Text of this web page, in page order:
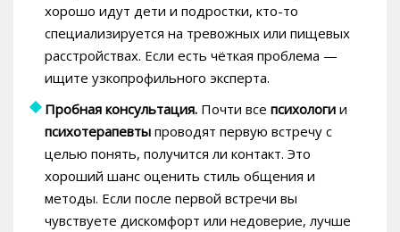
хорошо идут дети и подростки, кто-то
специализируется на тревожных или пищевых
расстройствах. Если есть чёткая проблема —
ищите узкопрофильного эксперта.
Пробная консультация. Почти все психологи и
психотерапевты проводят первую встречу с
целью понять, получится ли контакт. Это
хороший шанс оценить стиль общения и
методы. Если после первой встречи вы
чувствуете дискомфорт или недоверие, лучше